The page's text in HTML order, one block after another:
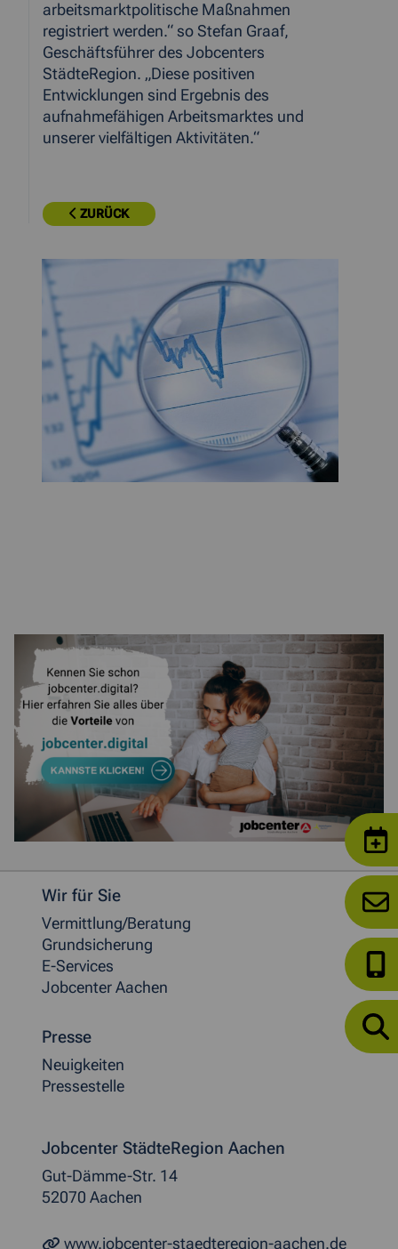
arbeitsmarktpolitische Maßnahmen
registriert werden.“ so Stefan Graaf,
Geschäftsführer des Jobcenters
StädteRegion. „Diese positiven
Entwicklungen sind Ergebnis des
aufnahmefähigen Arbeitsmarktes und
unserer vielfältigen Aktivitäten.“
ZURÜCK
Weitere allgemeine Informationen
Wir für Sie
Vermittlung/Beratung
Grundsicherung
E-Services
Jobcenter Aachen
Presse
Neuigkeiten
Pressestelle
Jobcenter StädteRegion Aachen
Gut-Dämme-Str. 14
52070 Aachen
www.jobcenter-staedteregion-aachen.de